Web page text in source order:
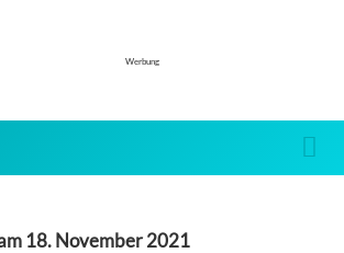
Werbung
18. November 2021